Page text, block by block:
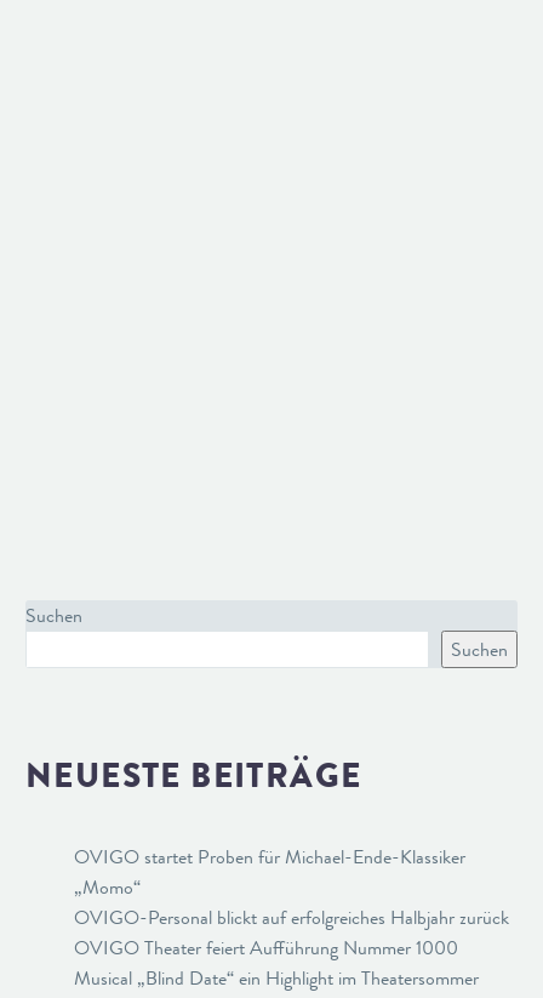
Suchen
Suchen
NEUESTE BEITRÄGE
OVIGO startet Proben für Michael-Ende-Klassiker
„Momo“
OVIGO-Personal blickt auf erfolgreiches Halbjahr zurück
OVIGO Theater feiert Aufführung Nummer 1000
Musical „Blind Date“ ein Highlight im Theatersommer